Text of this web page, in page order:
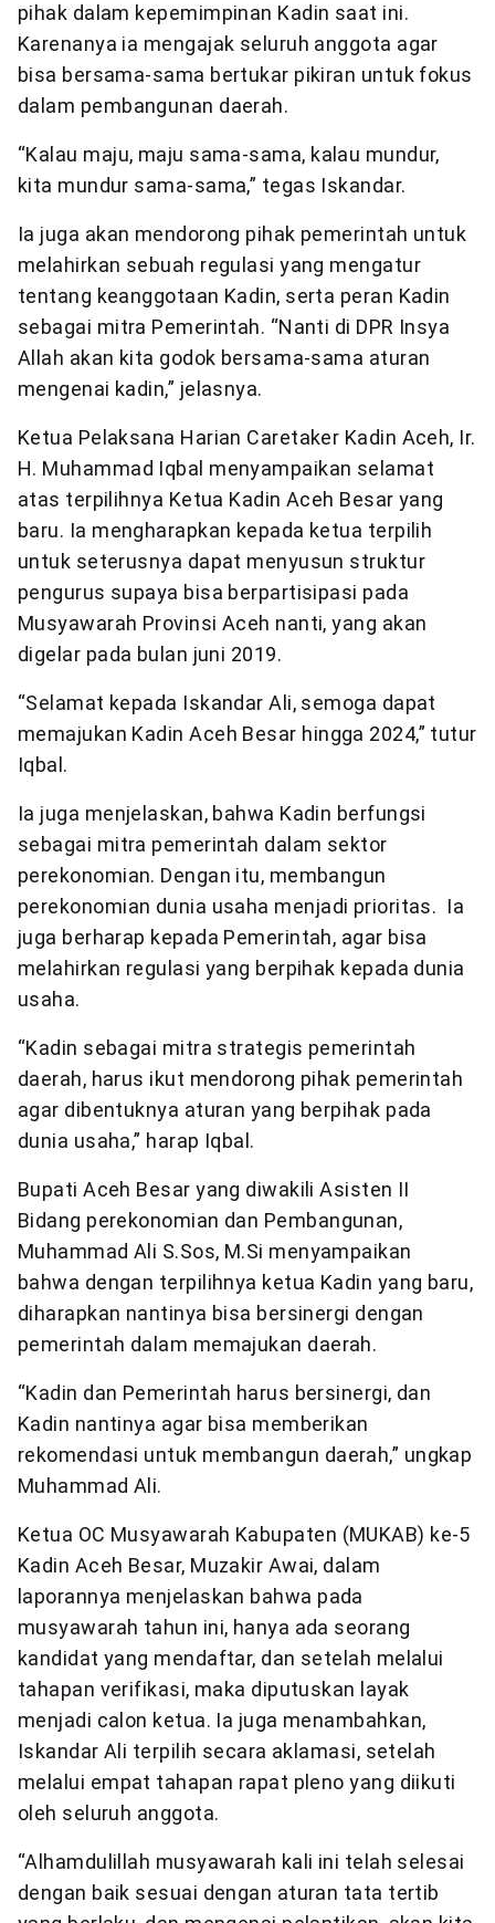
pihak dalam kepemimpinan Kadin saat ini.
Karenanya ia mengajak seluruh anggota agar
bisa bersama-sama bertukar pikiran untuk fokus
dalam pembangunan daerah.
“Kalau maju, maju sama-sama, kalau mundur,
kita mundur sama-sama,” tegas Iskandar.
Ia juga akan mendorong pihak pemerintah untuk
melahirkan sebuah regulasi yang mengatur
tentang keanggotaan Kadin, serta peran Kadin
sebagai mitra Pemerintah. “Nanti di DPR Insya
Allah akan kita godok bersama-sama aturan
mengenai kadin,” jelasnya.
Ketua Pelaksana Harian Caretaker Kadin Aceh, Ir.
H. Muhammad Iqbal menyampaikan selamat
atas terpilihnya Ketua Kadin Aceh Besar yang
baru. Ia mengharapkan kepada ketua terpilih
untuk seterusnya dapat menyusun struktur
pengurus supaya bisa berpartisipasi pada
Musyawarah Provinsi Aceh nanti, yang akan
digelar pada bulan juni 2019.
“Selamat kepada Iskandar Ali, semoga dapat
memajukan Kadin Aceh Besar hingga 2024,” tutur
Iqbal.
Ia juga menjelaskan, bahwa Kadin berfungsi
sebagai mitra pemerintah dalam sektor
perekonomian. Dengan itu, membangun
perekonomian dunia usaha menjadi prioritas. Ia
juga berharap kepada Pemerintah, agar bisa
melahirkan regulasi yang berpihak kepada dunia
usaha.
“Kadin sebagai mitra strategis pemerintah
daerah, harus ikut mendorong pihak pemerintah
agar dibentuknya aturan yang berpihak pada
dunia usaha,” harap Iqbal.
Bupati Aceh Besar yang diwakili Asisten II
Bidang perekonomian dan Pembangunan,
Muhammad Ali S.Sos, M.Si menyampaikan
bahwa dengan terpilihnya ketua Kadin yang baru,
diharapkan nantinya bisa bersinergi dengan
pemerintah dalam memajukan daerah.
“Kadin dan Pemerintah harus bersinergi, dan
Kadin nantinya agar bisa memberikan
rekomendasi untuk membangun daerah,” ungkap
Muhammad Ali.
Ketua OC Musyawarah Kabupaten (MUKAB) ke-5
Kadin Aceh Besar, Muzakir Awai, dalam
laporannya menjelaskan bahwa pada
musyawarah tahun ini, hanya ada seorang
kandidat yang mendaftar, dan setelah melalui
tahapan verifikasi, maka diputuskan layak
menjadi calon ketua. Ia juga menambahkan,
Iskandar Ali terpilih secara aklamasi, setelah
melalui empat tahapan rapat pleno yang diikuti
oleh seluruh anggota.
“Alhamdulillah musyawarah kali ini telah selesai
dengan baik sesuai dengan aturan tata tertib